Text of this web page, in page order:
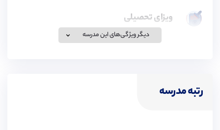
ویزای تحصیلی
موسسه پیوند در زمینه اخذ ویزای تحصیلی برای تحصیل در
مراجعه کنید.
دیگر ویژگی‌های این مدرسه
رتبه مدرسه